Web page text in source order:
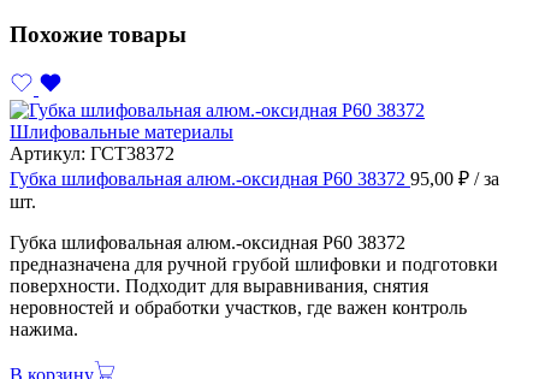
Похожие товары
Шлифовальные материалы
Артикул: ГСТ38372
Губка шлифовальная алюм.-оксидная Р60 38372 95,00 ₽ / за
шт.
Губка шлифовальная алюм.-оксидная Р60 38372
предназначена для ручной грубой шлифовки и подготовки
поверхности. Подходит для выравнивания, снятия
неровностей и обработки участков, где важен контроль
нажима.
В корзину